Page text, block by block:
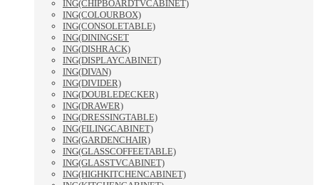
ING(CHIPBOARDTVCABINET)
ING(COLOURBOX)
ING(CONSOLETABLE)
ING(DININGSET
ING(DISHRACK)
ING(DISPLAYCABINET)
ING(DIVAN)
ING(DIVIDER)
ING(DOUBLEDECKER)
ING(DRAWER)
ING(DRESSINGTABLE)
ING(FILINGCABINET)
ING(GARDENCHAIR)
ING(GLASSCOFFEETABLE)
ING(GLASSTVCABINET)
ING(HIGHKITCHENCABINET)